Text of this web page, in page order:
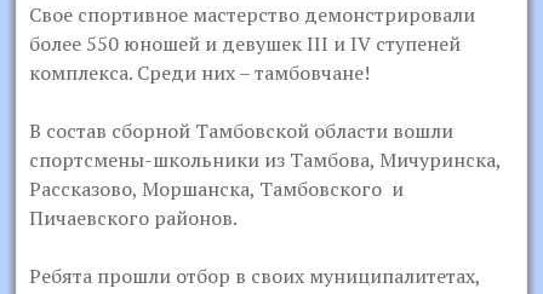
Свое спортивное мастерство демонстрировали
более 550 юношей и девушек III и IV ступеней
комплекса. Среди них – тамбовчане!
В состав сборной Тамбовской области вошли
спортсмены-школьники из Тамбова, Мичуринска,
Рассказово, Моршанска, Тамбовского и
Пичаевского районов.
Ребята прошли отбор в своих муниципалитетах,